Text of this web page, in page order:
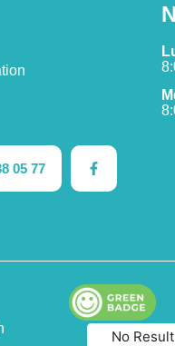
05 77
No Result